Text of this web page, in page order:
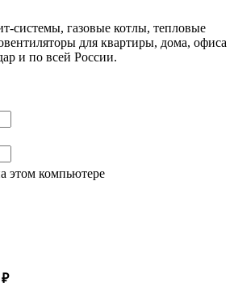
системы, газовые котлы, тепловые
для квартиры, дома, офиса
и по всей России.
этом компьютере